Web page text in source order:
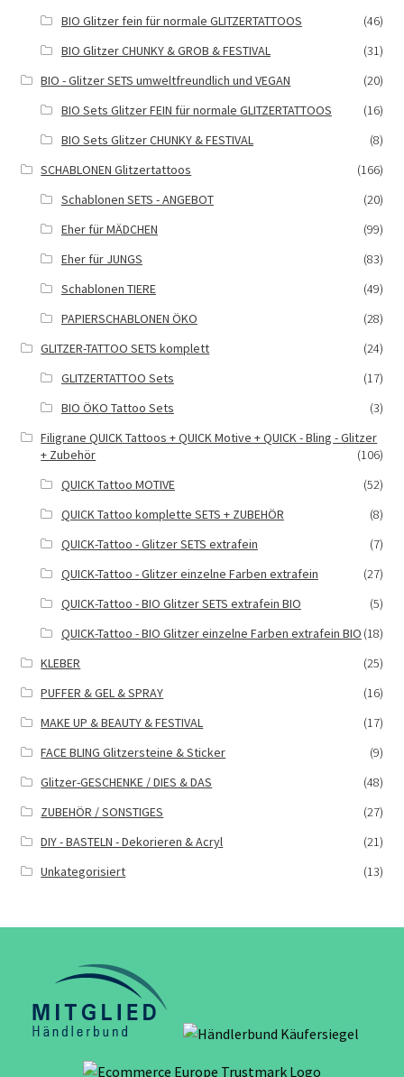
BIO Glitzer fein für normale GLITZERTATTOOS
(46)
BIO Glitzer CHUNKY & GROB & FESTIVAL
(31)
BIO - Glitzer SETS umweltfreundlich und VEGAN
(20)
BIO Sets Glitzer FEIN für normale GLITZERTATTOOS
(16)
BIO Sets Glitzer CHUNKY & FESTIVAL
(8)
SCHABLONEN Glitzertattoos
(166)
Schablonen SETS - ANGEBOT
(20)
Eher für MÄDCHEN
(99)
Eher für JUNGS
(83)
Schablonen TIERE
(49)
PAPIERSCHABLONEN ÖKO
(28)
GLITZER-TATTOO SETS komplett
(24)
GLITZERTATTOO Sets
(17)
BIO ÖKO Tattoo Sets
(3)
Filigrane QUICK Tattoos + QUICK Motive + QUICK - Bling - Glitzer
+ Zubehör
(106)
QUICK Tattoo MOTIVE
(52)
QUICK Tattoo komplette SETS + ZUBEHÖR
(8)
QUICK-Tattoo - Glitzer SETS extrafein
(7)
QUICK-Tattoo - Glitzer einzelne Farben extrafein
(27)
QUICK-Tattoo - BIO Glitzer SETS extrafein BIO
(5)
QUICK-Tattoo - BIO Glitzer einzelne Farben extrafein BIO (18)
KLEBER
(25)
PUFFER & GEL & SPRAY
(16)
MAKE UP & BEAUTY & FESTIVAL
(17)
FACE BLING Glitzersteine & Sticker
(9)
Glitzer-GESCHENKE / DIES & DAS
(48)
ZUBEHÖR / SONSTIGES
(27)
DIY - BASTELN - Dekorieren & Acryl
(21)
Unkategorisiert
(13)